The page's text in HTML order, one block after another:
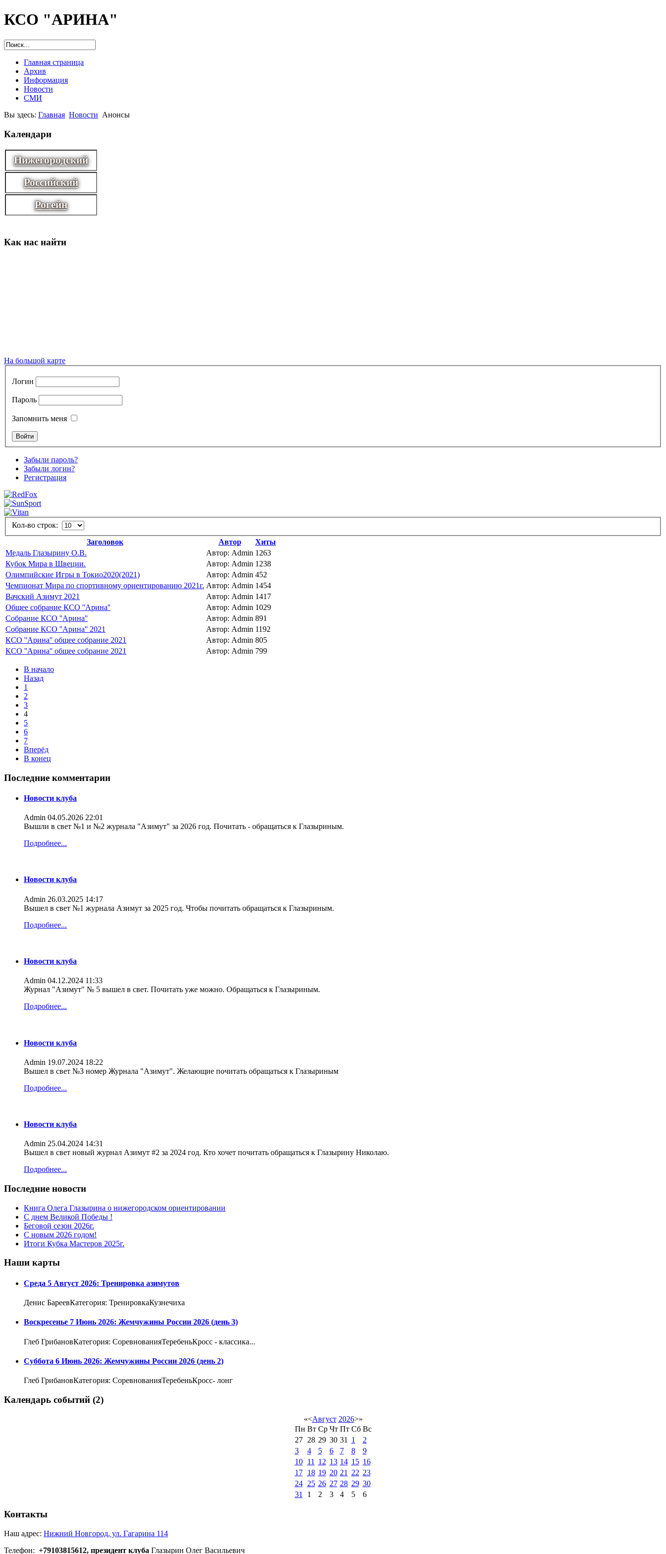
КСО "АРИНА"
Главная страница
Архив
Информация
Новости
СМИ
Вы здесь: Главная Новости Анонсы
Календари
Нижегородский
Российский
Рогейн
Как нас найти
На большой карте
Логин
Пароль
Запомнить меня
Забыли пароль?
Забыли логин?
Регистрация
Кол-во строк:
Заголовок
Автор
Хиты
Медаль Глазырину О.В.
Автор: Admin 1263
Кубок Мира в Швеции.
Автор: Admin 1238
Олимпийские Игры в Токио2020(2021)
Автор: Admin 452
Чемпионат Мира по спортивному ориентированию 2021г. Автор: Admin 1454
Вачский Азимут 2021
Автор: Admin 1417
Общее собрание КСО ''Арина''
Автор: Admin 1029
Собрание КСО ''Арина''
Автор: Admin 891
Cобрание КСО ''Арина'' 2021
Автор: Admin 1192
КСО ''Арина'' общее собрание 2021
Автор: Admin 805
КСО ''Арина'' общее собрание 2021
Автор: Admin 799
В начало
Назад
1
2
3
4
5
6
7
Вперёд
В конец
Последние комментарии
Новости клуба
Admin 04.05.2026 22:01
Вышли в свет №1 и №2 журнала "Азимут" за 2026 год. Почитать - обращаться к Глазыриным.
Подробнее...
Новости клуба
Admin 26.03.2025 14:17
Вышел в свет №1 журнала Азимут за 2025 год. Чтобы почитать обращаться к Глазыриным.
Подробнее...
Новости клуба
Admin 04.12.2024 11:33
Журнал "Азимут" № 5 вышел в свет. Почитать уже можно. Обращаться к Глазыриным.
Подробнее...
Новости клуба
Admin 19.07.2024 18:22
Вышел в свет №3 номер Журнала "Азимут". Желающие почитать обращаться к Глазыриным
Подробнее...
Новости клуба
Admin 25.04.2024 14:31
Вышел в свет новый журнал Азимут #2 за 2024 год. Кто хочет почитать обращаться к Глазырину Николаю.
Подробнее...
Последние новости
Книга Олега Глазырина о нижегородском ориентировании
С днем Великой Победы !
Беговой сезон 2026г.
С новым 2026 годом!
Итоги Кубка Мастеров 2025г.
Наши карты
Среда 5 Август 2026: Тренировка азимутов
Денис БареевКатегория: ТренировкаКузнечиха
Воскресенье 7 Июнь 2026: Жемчужины России 2026 (день 3)
Глеб ГрибановКатегория: СоревнованияТеребеньКросс - классика...
Суббота 6 Июнь 2026: Жемчужины России 2026 (день 2)
Глеб ГрибановКатегория: СоревнованияТеребеньКросс- лонг
Календарь событий (2)
«<Август 2026>»
Пн Вт Ср Чт Пт Сб Вс
27
28 29 30 31 1
2
3
4 5 6 7 8
9
10
11 12 13 14 15 16
17
18 19 20 21 22 23
24
25 26 27 28 29 30
31
1 2 3 4 5 6
Контакты
Наш адрес: Нижний Новгород, ул. Гагарина 114
Телефон: +79103815612, президент клуба Глазырин Олег Васильевич